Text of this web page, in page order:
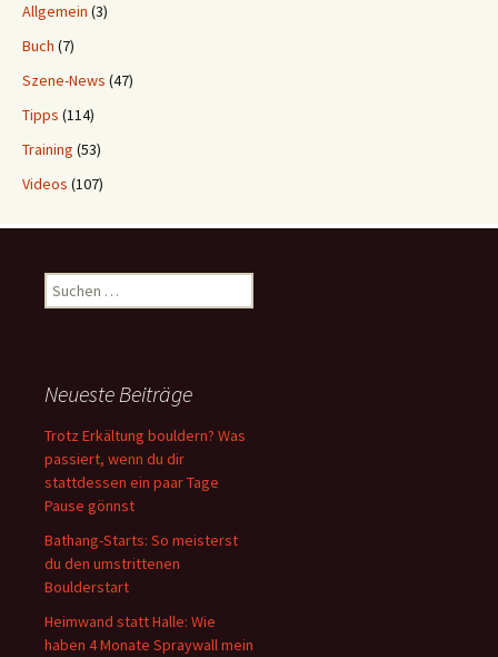
Allgemein (3)
Buch (7)
Szene-News (47)
Tipps (114)
Training (53)
Videos (107)
Suchen
nach:
Neueste Beiträge
Trotz Erkältung bouldern? Was
passiert, wenn du dir
stattdessen ein paar Tage
Pause gönnst
Bathang-Starts: So meisterst
du den umstrittenen
Boulderstart
Heimwand statt Halle: Wie
haben 4 Monate Spraywall mein